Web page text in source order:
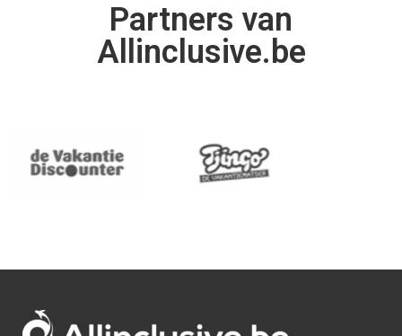
Partners van
Allinclusive.be